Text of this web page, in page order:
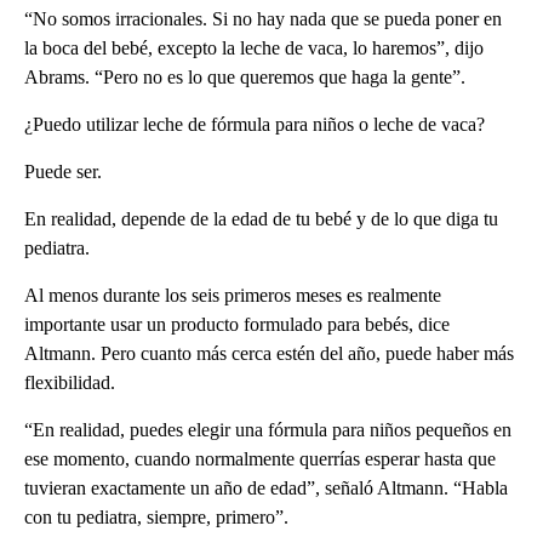
“No somos irracionales. Si no hay nada que se pueda poner en
la boca del bebé, excepto la leche de vaca, lo haremos”, dijo
Abrams. “Pero no es lo que queremos que haga la gente”.
¿Puedo utilizar leche de fórmula para niños o leche de vaca?
Puede ser.
En realidad, depende de la edad de tu bebé y de lo que diga tu
pediatra.
Al menos durante los seis primeros meses es realmente
importante usar un producto formulado para bebés, dice
Altmann. Pero cuanto más cerca estén del año, puede haber más
flexibilidad.
“En realidad, puedes elegir una fórmula para niños pequeños en
ese momento, cuando normalmente querrías esperar hasta que
tuvieran exactamente un año de edad”, señaló Altmann. “Habla
con tu pediatra, siempre, primero”.